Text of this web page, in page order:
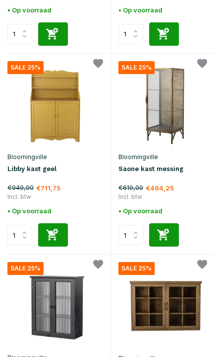
• Op voorraad • Op voorraad
SALE 25%
Bloomingville
Libby kast geel
€949,00 €711,75
Incl. btw
• Op voorraad
SALE 25%
Bloomingville
Saone kast messing
€619,00 €464,25
Incl. btw
• Op voorraad
SALE 25% SALE 25%